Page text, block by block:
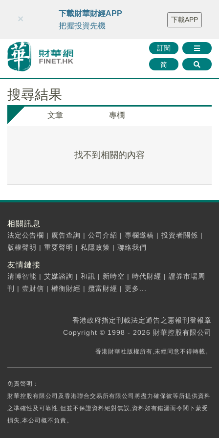
財華智庫網 FINTV FINMETA 財華證券 媒體矩陣
智庫沙龍
聯絡我們
訂閱
简
×
下載財華財經APP
把握投資先機
下載APP
搜尋結果
文章 專欄
找不到相關的內容
相關訊息
法定公告欄 | 廣告查詢 | 公司介紹 | 專欄邀稿 | 投資者關係 |
版權聲明 | 重要聲明 | 私隱政策 | 聯絡我們
友情鏈接
清博智能 | 艾媒諮詢 | 和訊 | 新時空 | 時代財經 | 證券市場周
刊
| 壹財信 | 權衡財經 | 攬富財經 | 更多...
香港政府指定刊載法定通告之憲報刊登報章
Copyright © 1998 - 2026 財華控股有限公司
香港財華社版權所有,未經同意不得轉載。
免責聲明：
財華控股有限公司及香港聯合交易所有限公司將盡力確保彼等所提供資料
之準確性及可靠性,但並不保證資料絕對無誤,資料如有錯漏而令閣下蒙受
損失,本公司概不負責。